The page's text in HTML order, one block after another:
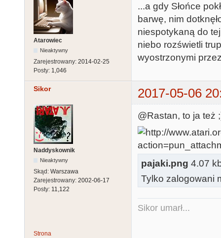
Atarowiec
Nieaktywny
Zarejestrowany: 2014-02-25
Posty: 1,046
...a gdy Słońce
barwę, nim
niespotykaną do
niebo rozświetli
wyostrzonymi
Sikor 2017-05-06
Naddyskownik
Nieaktywny
Skąd: Warszawa
Zarejestrowany: 2002-06-17
Posty: 11,122
@Rastan, to ja też
pajaki.png 4.07
Tylko zalogowani
Sikor umarł...
Strona